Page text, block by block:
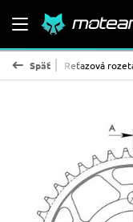
Späť
- oceľ Reťazová